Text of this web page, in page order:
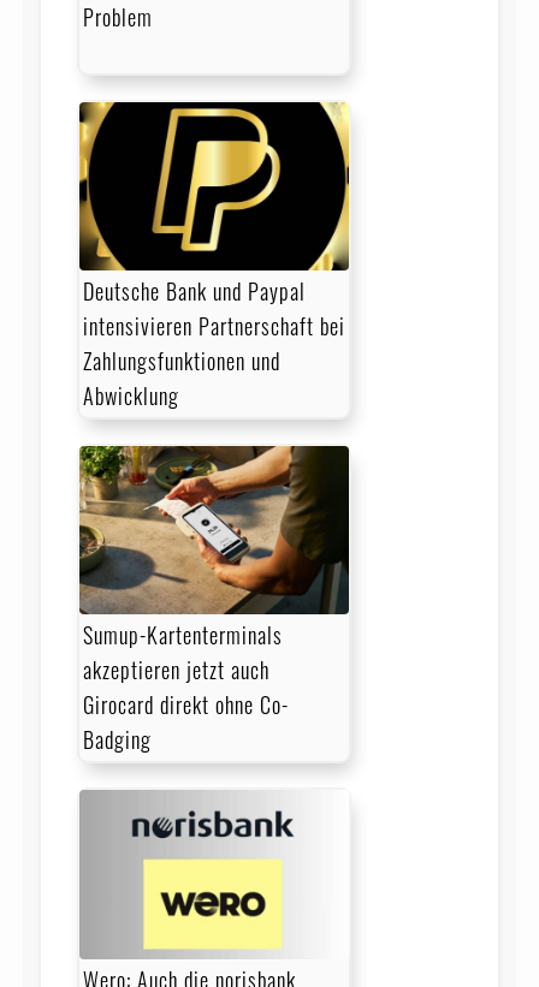
Problem
Deutsche Bank und Paypal
intensivieren Partnerschaft bei
Zahlungsfunktionen und
Abwicklung
Sumup-Kartenterminals
akzeptieren jetzt auch
Girocard direkt ohne Co-
Badging
Wero: Auch die norisbank